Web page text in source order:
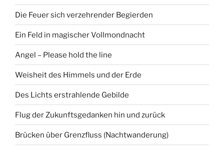
Die Feuer sich verzehrender Begierden
Ein Feld in magischer Vollmondnacht
Angel – Please hold the line
Weisheit des Himmels und der Erde
Des Lichts erstrahlende Gebilde
Flug der Zukunftsgedanken hin und zurück
Brücken über Grenzfluss (Nachtwanderung)